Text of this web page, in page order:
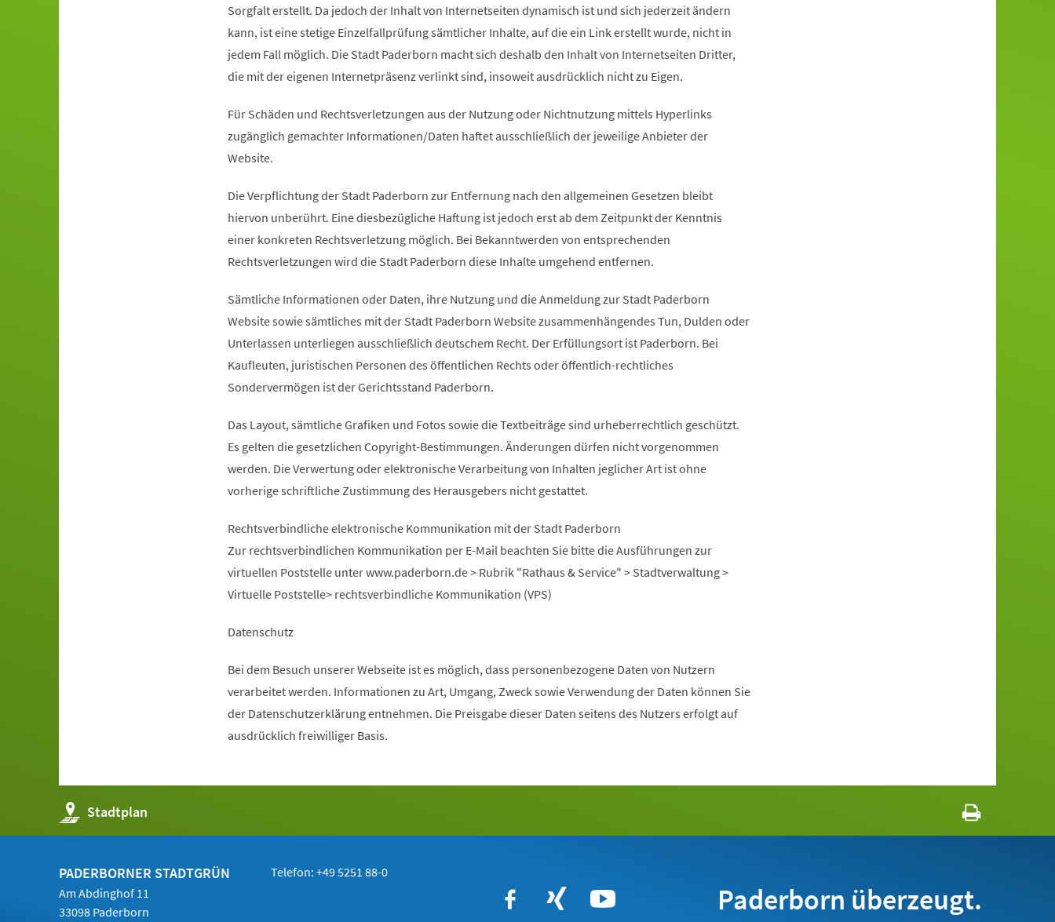
Sorgfalt erstellt. Da jedoch der Inhalt von Internetseiten dynamisch ist und sich jederzeit ändern
kann, ist eine stetige Einzelfallprüfung sämtlicher Inhalte, auf die ein Link erstellt wurde, nicht in
jedem Fall möglich. Die Stadt Paderborn macht sich deshalb den Inhalt von Internetseiten Dritter,
die mit der eigenen Internetpräsenz verlinkt sind, insoweit ausdrücklich nicht zu Eigen.
Für Schäden und Rechtsverletzungen aus der Nutzung oder Nichtnutzung mittels Hyperlinks
zugänglich gemachter Informationen/Daten haftet ausschließlich der jeweilige Anbieter der
Website.
Die Verpflichtung der Stadt Paderborn zur Entfernung nach den allgemeinen Gesetzen bleibt
hiervon unberührt. Eine diesbezügliche Haftung ist jedoch erst ab dem Zeitpunkt der Kenntnis
einer konkreten Rechtsverletzung möglich. Bei Bekanntwerden von entsprechenden
Rechtsverletzungen wird die Stadt Paderborn diese Inhalte umgehend entfernen.
Sämtliche Informationen oder Daten, ihre Nutzung und die Anmeldung zur Stadt Paderborn
Website sowie sämtliches mit der Stadt Paderborn Website zusammenhängendes Tun, Dulden oder
Unterlassen unterliegen ausschließlich deutschem Recht. Der Erfüllungsort ist Paderborn. Bei
Kaufleuten, juristischen Personen des öffentlichen Rechts oder öffentlich-rechtliches
Sondervermögen ist der Gerichtsstand Paderborn.
Das Layout, sämtliche Grafiken und Fotos sowie die Textbeiträge sind urheberrechtlich geschützt.
Es gelten die gesetzlichen Copyright-Bestimmungen. Änderungen dürfen nicht vorgenommen
werden. Die Verwertung oder elektronische Verarbeitung von Inhalten jeglicher Art ist ohne
vorherige schriftliche Zustimmung des Herausgebers nicht gestattet.
Rechtsverbindliche elektronische Kommunikation mit der Stadt Paderborn
Zur rechtsverbindlichen Kommunikation per E-Mail beachten Sie bitte die Ausführungen zur
virtuellen Poststelle unter www.paderborn.de > Rubrik "Rathaus & Service" > Stadtverwaltung >
Virtuelle Poststelle> rechtsverbindliche Kommunikation (VPS)
Datenschutz
Bei dem Besuch unserer Webseite ist es möglich, dass personenbezogene Daten von Nutzern
verarbeitet werden. Informationen zu Art, Umgang, Zweck sowie Verwendung der Daten können Sie
der Datenschutzerklärung entnehmen. Die Preisgabe dieser Daten seitens des Nutzers erfolgt auf
ausdrücklich freiwilliger Basis.
Stadtplan
(Öffnet
in
einem
Tab)
PADERBORNER STADTGRÜN
Am Abdinghof 11
33098 Paderborn
Telefon: +49 5251 88-0
Paderborn überzeugt.